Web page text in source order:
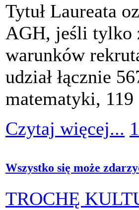
Tytuł Laureata
AGH, jeśli tylko
warunków
udział łącznie
matematyki,
Czytaj więcej...
Wszystko się może
TROCHĘ